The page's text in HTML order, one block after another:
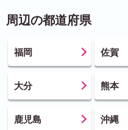
周辺の都道府県
福岡 佐賀
大分 熊本
鹿児島 沖縄